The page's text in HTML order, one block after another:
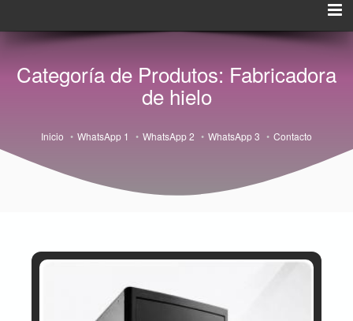
Categoría de Produtos: Fabricadora
de hielo
Inicio WhatsApp 1 WhatsApp 2 WhatsApp 3 Contacto